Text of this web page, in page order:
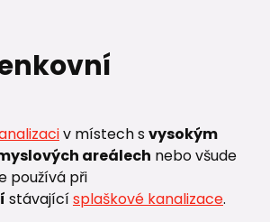
v místech svysokým
areálech nebo všude
používá při
stávajícísplaškové kanalizace.